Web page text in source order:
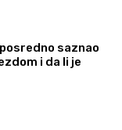
saznao
i da li je